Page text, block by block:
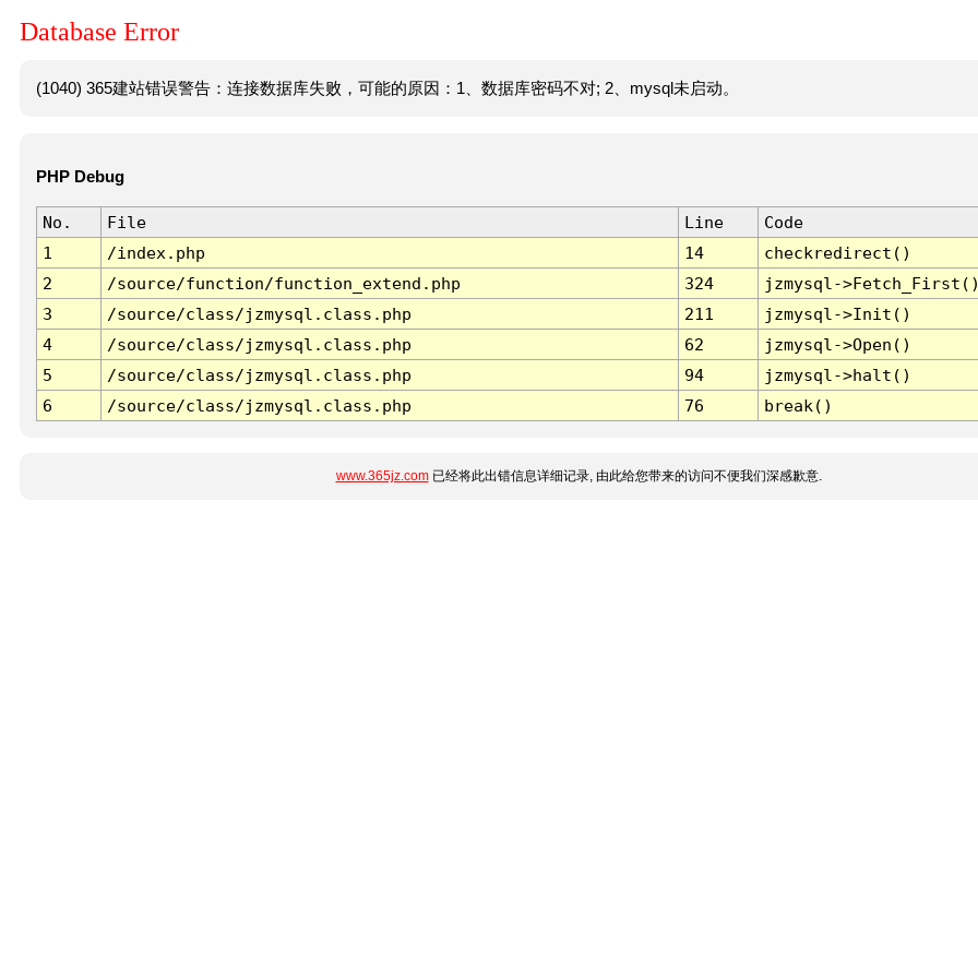
Database Error
(1040) 365建站错误警告：连接数据库失败，可能的原因：1、数据库密码不对; 2、mysql未启动。
PHP Debug
No. File Line
Code
1
/index.php 14
checkredirect()
2
/source/function/function_extend.php 324
jzmysql-
3
/source/class/jzmysql.class.php 211
jzmysql->Init()
4
/source/class/jzmysql.class.php 62
jzmysql->Open()
5
/source/class/jzmysql.class.php 94
jzmysql->halt()
6
/source/class/jzmysql.class.php 76 break()
www.365jz.com已经将此出错信息详细记录, 由此给您带来的访问不便我们深感歉意.